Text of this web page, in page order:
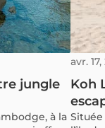
jungle
à la
avr.
Koh